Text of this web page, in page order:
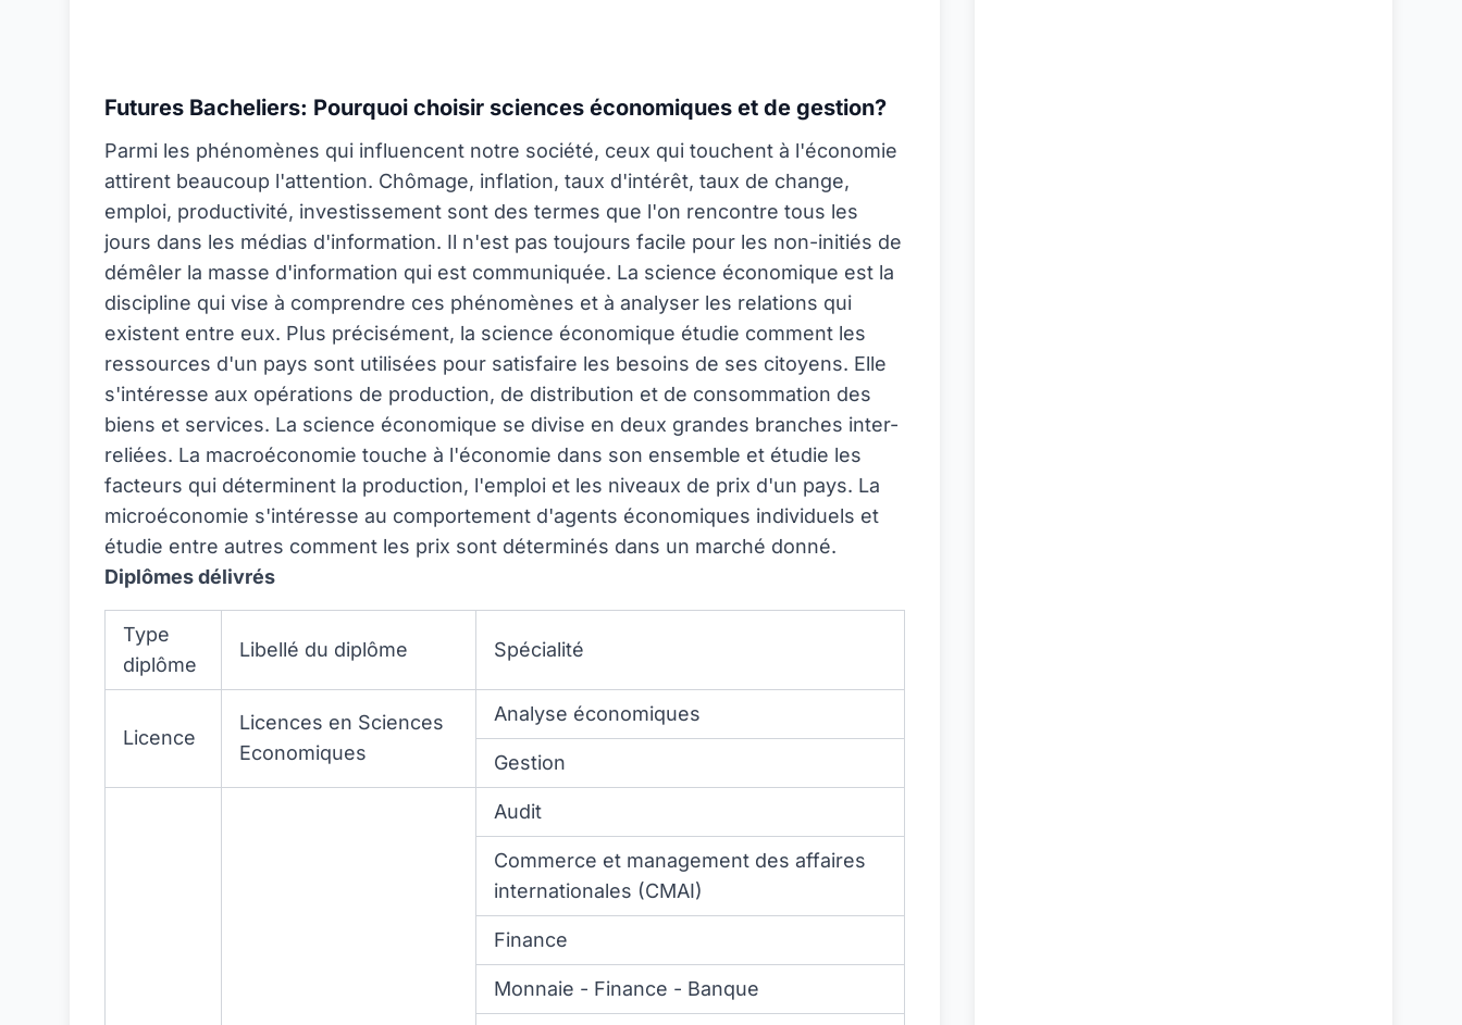
Futures Bacheliers: Pourquoi choisir sciences économiques et de gestion?
Parmi les phénomènes qui influencent notre société, ceux qui touchent à l'économie
attirent beaucoup l'attention. Chômage, inflation, taux d'intérêt, taux de change,
emploi, productivité, investissement sont des termes que l'on rencontre tous les
jours dans les médias d'information. Il n'est pas toujours facile pour les non-initiés de
démêler la masse d'information qui est communiquée. La science économique est la
discipline qui vise à comprendre ces phénomènes et à analyser les relations qui
existent entre eux. Plus précisément, la science économique étudie comment les
ressources d'un pays sont utilisées pour satisfaire les besoins de ses citoyens. Elle
s'intéresse aux opérations de production, de distribution et de consommation des
biens et services. La science économique se divise en deux grandes branches inter-
reliées. La macroéconomie touche à l'économie dans son ensemble et étudie les
facteurs qui déterminent la production, l'emploi et les niveaux de prix d'un pays. La
microéconomie s'intéresse au comportement d'agents économiques individuels et
étudie entre autres comment les prix sont déterminés dans un marché donné.
Diplômes délivrés
Type
diplôme
Libellé du diplôme Spécialité
Licence
Licences en Sciences
Economiques
Analyse économiques
Gestion
Audit
Commerce et management des affaires
internationales (CMAI)
Finance
Monnaie - Finance - Banque